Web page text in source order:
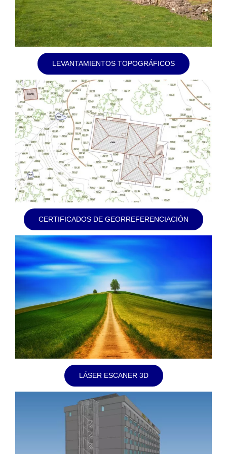
LEVANTAMIENTOS TOPOGRÁFICOS
CERTIFICADOS DE GEORREFERENCIACIÓN
LÁSER ESCANER 3D